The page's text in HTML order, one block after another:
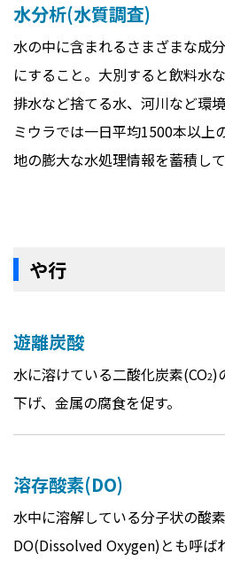
水分析(水質調査)
水の中に含まれるさまざまな成
にすること。大別すると飲料水
排水など捨てる水、河川など環
ミウラでは一日平均1500本以上
地の膨大な水処理情報を蓄積して
や行
遊離炭酸
水に溶けている二酸化炭素(CO2)
下げ、金属の腐食を促す。
溶存酸素(DO)
水中に溶解している分子状の酸素
DO(Dissolved Oxygen)とも呼ば